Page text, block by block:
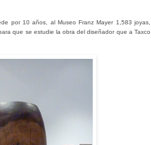
por 10 años, al Museo Franz Mayer 1,583 joyas,
que se estudie la obra del diseñador que a Taxco